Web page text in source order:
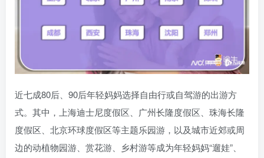
近七成80后、90后年轻妈妈选择自由行或自驾游的出游方
式。其中，上海迪士尼度假区、广州长隆度假区、珠海长隆
度假区、北京环球度假区等主题乐园游，以及城市近郊或周
边的动植物园游、赏花游、乡村游等成为年轻妈妈“遛娃”、